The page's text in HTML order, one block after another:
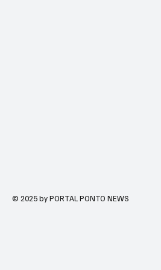
© 2025 by PORTAL PONTO NEWS